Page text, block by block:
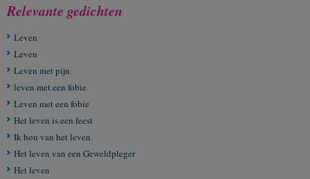
Relevante gedichten
Leven
Leven
Leven met pijn
leven met een fobie
Leven met een fobie
Het leven is een feest
Ik hou van het leven
Het leven van een Geweldpleger
Het leven